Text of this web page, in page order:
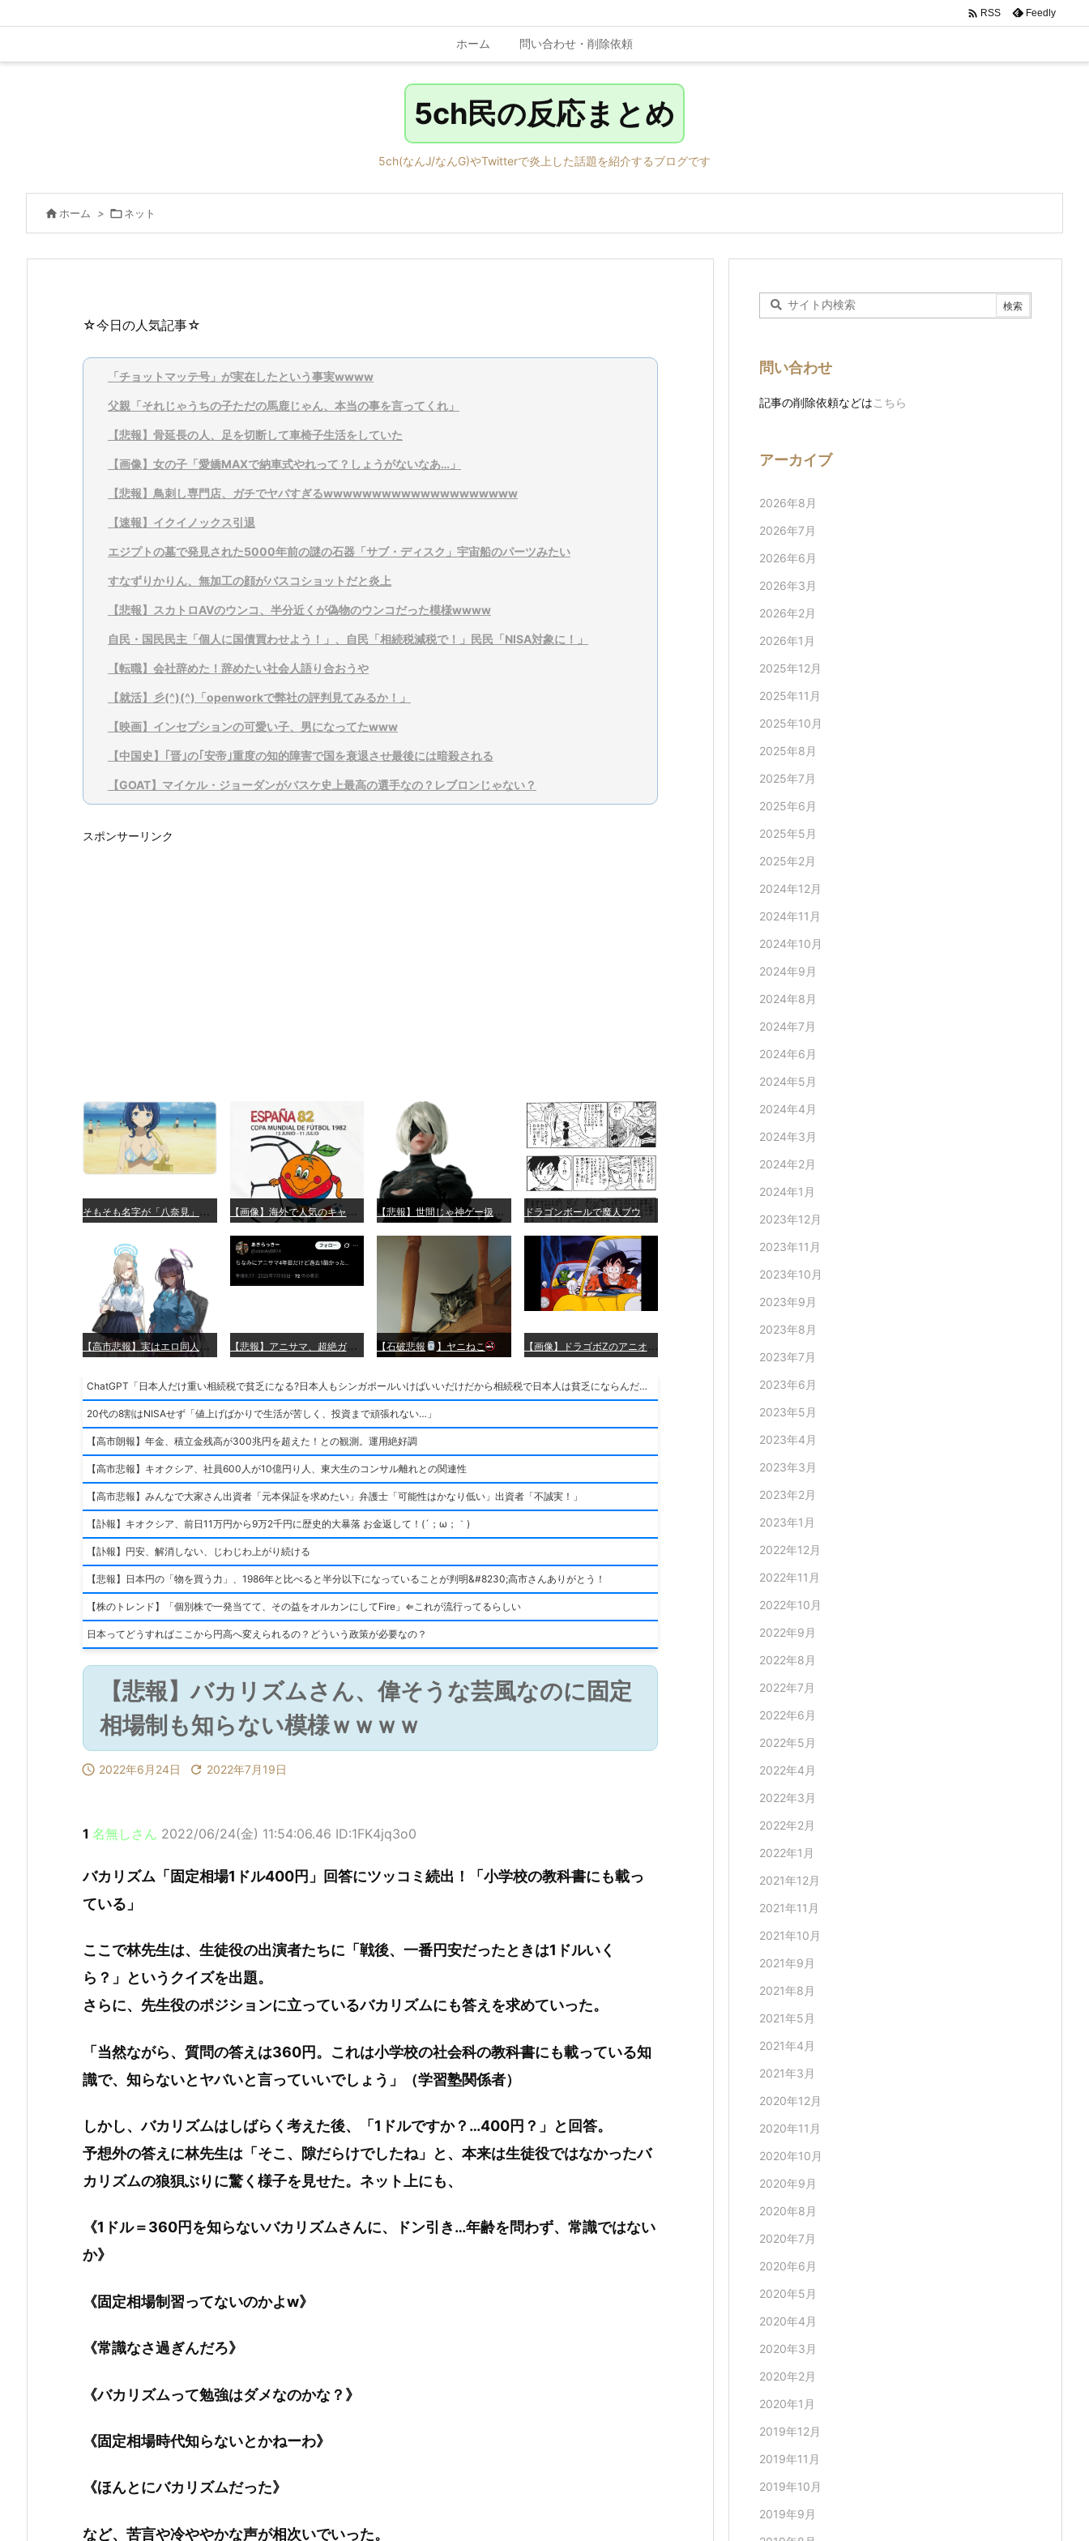
ホーム 問い合わせ・削除依頼
 RSS Feedly
5ch民の反応まとめ
5ch(なんJ/なんG)やTwitterで炎上した話題を紹介するブログです
 ホーム > ネット
☆今日の人気記事☆
「チョットマッテ号」が実在したという事実wwww
父親「それじゃうちの子ただの馬鹿じゃん、本当の事を言ってくれ」
【悲報】骨延長の人、足を切断して車椅子生活をしていた
【画像】女の子「愛嬌MAXで納車式やれって？しょうがないなあ…」
【悲報】鳥刺し専門店、ガチでヤバすぎるwwwwwwwwwwwwwwwwwwww
【速報】イクイノックス引退
エジプトの墓で発見された5000年前の謎の石器「サブ・ディスク」宇宙船のパーツみたい
すなずりかりん、無加工の顔がバスコショットだと炎上
【悲報】スカトロAVのウンコ、半分近くが偽物のウンコだった模様wwww
自民・国民民主「個人に国債買わせよう！」、自民「相続税減税で！」民民「NISA対象に！」
【転職】会社辞めた！辞めたい社会人語り合おうや
【就活】彡(^)(^)「openworkで弊社の評判見てみるか！」
【映画】インセプションの可愛い子、男になってたwww
【中国史】｢晋｣の｢安帝｣重度の知的障害で国を衰退させ最後には暗殺される
【GOAT】マイケル・ジョーダンがバスケ史上最高の選手なの？レブロンじゃない？
スポンサーリンク
そ
もそも名字が「八奈見」って時点で明らかにヒロインじゃないだろ 【
画像】海外で人気のキャラクターが開示される wwwwwwwwwwwwwwwwwwwwwwwwwwwwwwwwwwwwwwwwwwwwwwwww
【
悲報】世間じゃ神ゲー扱いされてるけど個人的には「つまんねえ……」と思ったゲーム挙げてけ ド
ラゴンボールで魔人ブウ編の人気が微妙な理由
【
高市悲報】実はエロ同人でしか知らないアニメキャラ 【
悲報】アニサマ、超絶ガラコン 【石破悲報 】ヤニねこ の原作ｗｗｗｗｗｗｗｗｗｗｗｗｗｗｗｗｗｗｗ
【
画像】ドラゴボZのアニオリ神回「ブルマvs巨大カニ」がこちら。ナメック星の海にドラゴボを落としたブルマと巨大カニのバトル
ChatGPT「日本人だけ重い相続税で貧乏になる?日本人もシンガポールいけばいいだけだから相続税で日本人は貧乏にならんだろ呆」
20代の8割はNISAせず「値上げばかりで生活が苦しく、投資まで頑張れない…」
【高市朗報】年金、積立金残高が300兆円を超えた！との観測。運用絶好調
【高市悲報】キオクシア、社員600人が10億円り人、東大生のコンサル離れとの関連性
【高市悲報】みんなで大家さん出資者「元本保証を求めたい」弁護士「可能性はかなり低い」出資者「不誠実！」
【訃報】キオクシア、前日11万円から9万2千円に歴史的大暴落 お金返して！(´；ω；｀)
【訃報】円安、解消しない、じわじわ上がり続ける
【悲報】日本円の「物を買う力」、1986年と比べると半分以下になっていることが判明&#8230;高市さんありがとう！
【株のトレンド】「個別株で一発当てて、その益をオルカンにしてFire」⇐これが流行ってるらしい
日本ってどうすればここから円高へ変えられるの？どういう政策が必要なの？
【悲報】バカリズムさん、偉そうな芸風なのに固定
相場制も知らない模様ｗｗｗｗ
 2022年6月24日  2022年7月19日
1 名無しさん 2022/06/24(金) 11:54:06.46 ID:1FK4jq3o0
バカリズム「固定相場1ドル400円」回答にツッコミ続出！「小学校の教科書にも載っ
ている」
ここで林先生は、生徒役の出演者たちに「戦後、一番円安だったときは1ドルいく
ら？」というクイズを出題。
さらに、先生役のポジションに立っているバカリズムにも答えを求めていった。
「当然ながら、質問の答えは360円。これは小学校の社会科の教科書にも載っている知
識で、知らないとヤバいと言っていいでしょう」（学習塾関係者）
しかし、バカリズムはしばらく考えた後、「1ドルですか？…400円？」と回答。
予想外の答えに林先生は「そこ、隙だらけでしたね」と、本来は生徒役ではなかったバ
カリズムの狼狽ぶりに驚く様子を見せた。ネット上にも、
《1ドル＝360円を知らないバカリズムさんに、ドン引き…年齢を問わず、常識ではない
か》
《固定相場制習ってないのかよw》
《常識なさ過ぎんだろ》
《バカリズムって勉強はダメなのかな？》
《固定相場時代知らないとかねーわ》
《ほんとにバカリズムだった》
など、苦言や冷ややかな声が相次いでいった。
問い合わせ
記事の削除依頼などは こちら
アーカイブ
2026年8月
2026年7月
2026年6月
2026年3月
2026年2月
2026年1月
2025年12月
2025年11月
2025年10月
2025年8月
2025年7月
2025年6月
2025年5月
2025年2月
2024年12月
2024年11月
2024年10月
2024年9月
2024年8月
2024年7月
2024年6月
2024年5月
2024年4月
2024年3月
2024年2月
2024年1月
2023年12月
2023年11月
2023年10月
2023年9月
2023年8月
2023年7月
2023年6月
2023年5月
2023年4月
2023年3月
2023年2月
2023年1月
2022年12月
2022年11月
2022年10月
2022年9月
2022年8月
2022年7月
2022年6月
2022年5月
2022年4月
2022年3月
2022年2月
2022年1月
2021年12月
2021年11月
2021年10月
2021年9月
2021年8月
2021年5月
2021年4月
2021年3月
2020年12月
2020年11月
2020年10月
2020年9月
2020年8月
2020年7月
2020年6月
2020年5月
2020年4月
2020年3月
2020年2月
2020年1月
2019年12月
2019年11月
2019年10月
2019年9月